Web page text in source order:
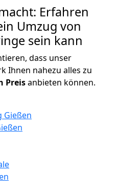
Erfahren
Umzug von
sein kann
dass unser
Ihnen nahezu alles zu
Preisanbieten können.
Gießen